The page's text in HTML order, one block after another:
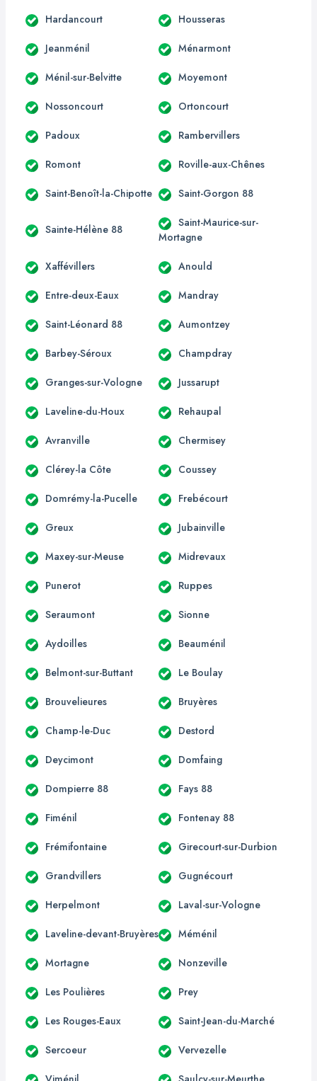
Hardancourt Housseras
Jeanménil Ménarmont
Ménil-sur-Belvitte Moyemont
Nossoncourt Ortoncourt
Padoux Rambervillers
Romont Roville-aux-Chênes
Saint-Benoît-la-Chipotte Saint-Gorgon 88
Sainte-Hélène 88
Saint-Maurice-sur-
Mortagne
Xaffévillers Anould
Entre-deux-Eaux Mandray
Saint-Léonard 88 Aumontzey
Barbey-Séroux Champdray
Granges-sur-Vologne Jussarupt
Laveline-du-Houx Rehaupal
Avranville Chermisey
Clérey-la Côte Coussey
Domrémy-la-Pucelle Frebécourt
Greux Jubainville
Maxey-sur-Meuse Midrevaux
Punerot Ruppes
Seraumont Sionne
Aydoilles Beauménil
Belmont-sur-Buttant Le Boulay
Brouvelieures Bruyères
Champ-le-Duc Destord
Deycimont Domfaing
Dompierre 88 Fays 88
Fiménil Fontenay 88
Frémifontaine Girecourt-sur-Durbion
Grandvillers Gugnécourt
Herpelmont Laval-sur-Vologne
Laveline-devant-Bruyères Méménil
Mortagne Nonzeville
Les Poulières Prey
Les Rouges-Eaux Saint-Jean-du-Marché
Sercoeur Vervezelle